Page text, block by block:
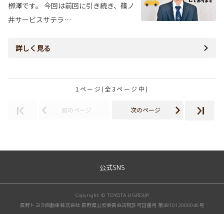
栁澤です。 今回は前回に引き続き、篠ノ
井サービスサテラ…
詳しく見る
1ページ(全3ページ中)
前のページ 次のページ
公式SNS
Copyright © TOYOTA U GROUP
長野トヨタ自動車株式会社 長野県公安委員会古物許可証番号 第481012000046号